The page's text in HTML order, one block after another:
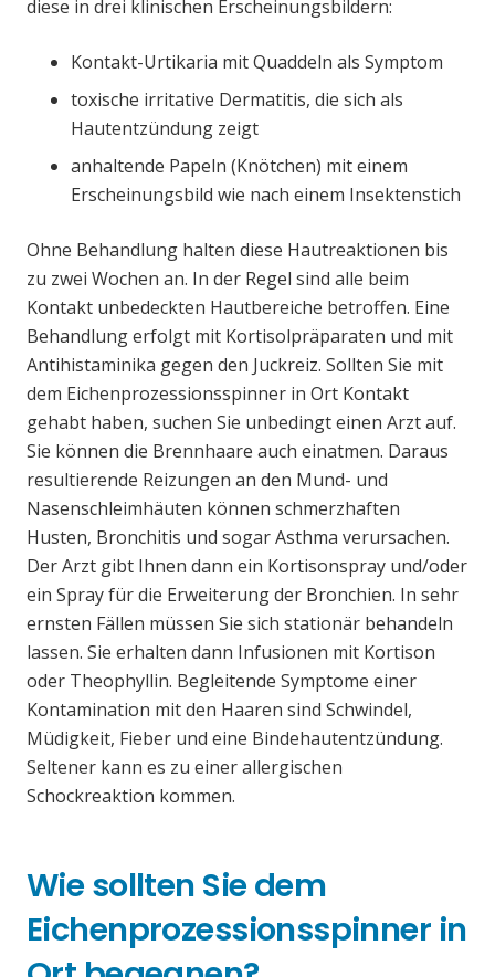
diese in drei klinischen Erscheinungsbildern:
Kontakt-Urtikaria mit Quaddeln als Symptom
toxische irritative Dermatitis, die sich als
Hautentzündung zeigt
anhaltende Papeln (Knötchen) mit einem
Erscheinungsbild wie nach einem Insektenstich
Ohne Behandlung halten diese Hautreaktionen bis
zu zwei Wochen an. In der Regel sind alle beim
Kontakt unbedeckten Hautbereiche betroffen. Eine
Behandlung erfolgt mit Kortisolpräparaten und mit
Antihistaminika gegen den Juckreiz. Sollten Sie mit
dem Eichenprozessionsspinner in Ort Kontakt
gehabt haben, suchen Sie unbedingt einen Arzt auf.
Sie können die Brennhaare auch einatmen. Daraus
resultierende Reizungen an den Mund- und
Nasenschleimhäuten können schmerzhaften
Husten, Bronchitis und sogar Asthma verursachen.
Der Arzt gibt Ihnen dann ein Kortisonspray und/oder
ein Spray für die Erweiterung der Bronchien. In sehr
ernsten Fällen müssen Sie sich stationär behandeln
lassen. Sie erhalten dann Infusionen mit Kortison
oder Theophyllin. Begleitende Symptome einer
Kontamination mit den Haaren sind Schwindel,
Müdigkeit, Fieber und eine Bindehautentzündung.
Seltener kann es zu einer allergischen
Schockreaktion kommen.
Wie sollten Sie dem
Eichenprozessionsspinner in